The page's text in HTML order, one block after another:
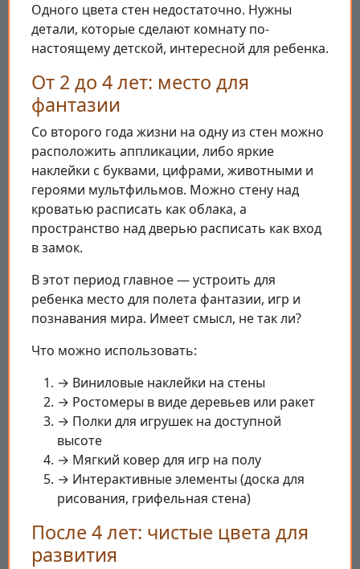
Одного цвета стен недостаточно. Нужны
детали, которые сделают комнату по-
настоящему детской, интересной для ребенка.
От 2 до 4 лет: место для
фантазии
Со второго года жизни на одну из стен можно
расположить аппликации, либо яркие
наклейки с буквами, цифрами, животными и
героями мультфильмов. Можно стену над
кроватью расписать как облака, а
пространство над дверью расписать как вход
в замок.
В этот период главное — устроить для
ребенка место для полета фантазии, игр и
познавания мира. Имеет смысл, не так ли?
Что можно использовать:
→ Виниловые наклейки на стены
→ Ростомеры в виде деревьев или ракет
→ Полки для игрушек на доступной
высоте
→ Мягкий ковер для игр на полу
→ Интерактивные элементы (доска для
рисования, грифельная стена)
После 4 лет: чистые цвета для
развития